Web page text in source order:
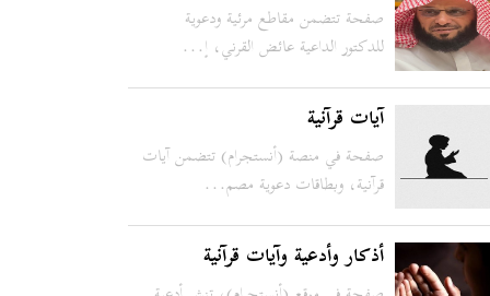
صفحة تتضمن مقاطع مرئية ودعوية
للدكتور الداعية عائض القرني، إ...
آيات قرآنية
صفحة في منصة (أنستجرام) تتضمن آيات
قرآنية، وبطاقات دعوية مصم...
أذكار وأدعية وآيات قرآنية